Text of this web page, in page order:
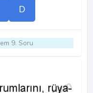
D
9. Soru